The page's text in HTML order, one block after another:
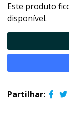
Este produto
disponível.
Partilhar: